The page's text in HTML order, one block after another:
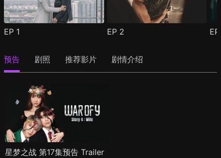
EP 1 EP 2
预告 剧照 推荐影片 剧情介绍
星梦之战 第17集预告 Trailer